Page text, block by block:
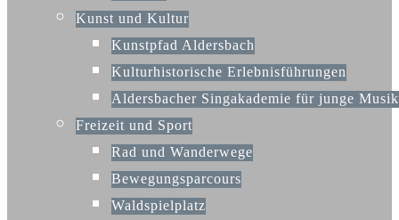
Kunst und Kultur
Kunstpfad Aldersbach
Kulturhistorische Erlebnisführungen
Aldersbacher Singakademie für junge
Freizeit und Sport
Rad und Wanderwege
Bewegungsparcours
Waldspielplatz